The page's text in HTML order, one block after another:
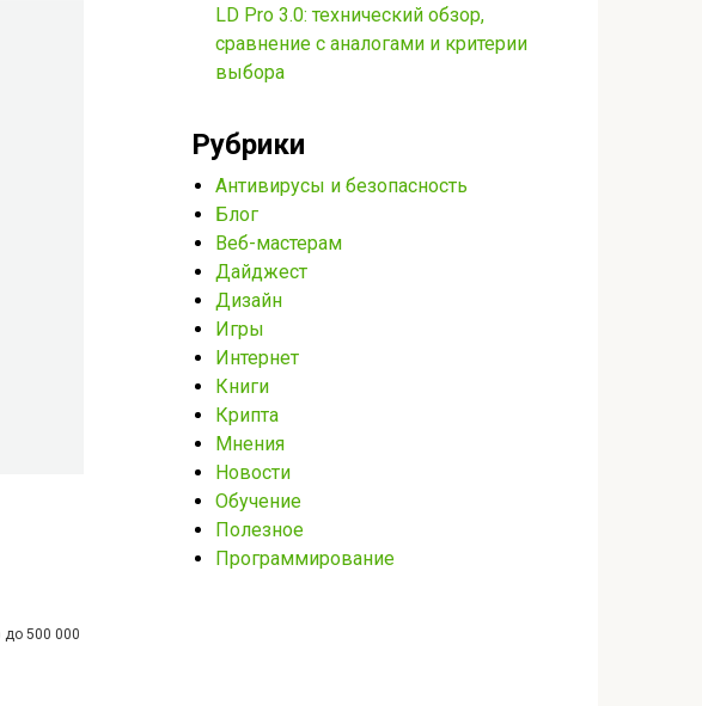
до 500 000
LD Pro 3.0: технический обзор,
сравнение с аналогами и критерии
выбора
Рубрики
Антивирусы и безопасность
Блог
Веб-мастерам
Дайджест
Дизайн
Игры
Интернет
Книги
Крипта
Мнения
Новости
Обучение
Полезное
Программирование